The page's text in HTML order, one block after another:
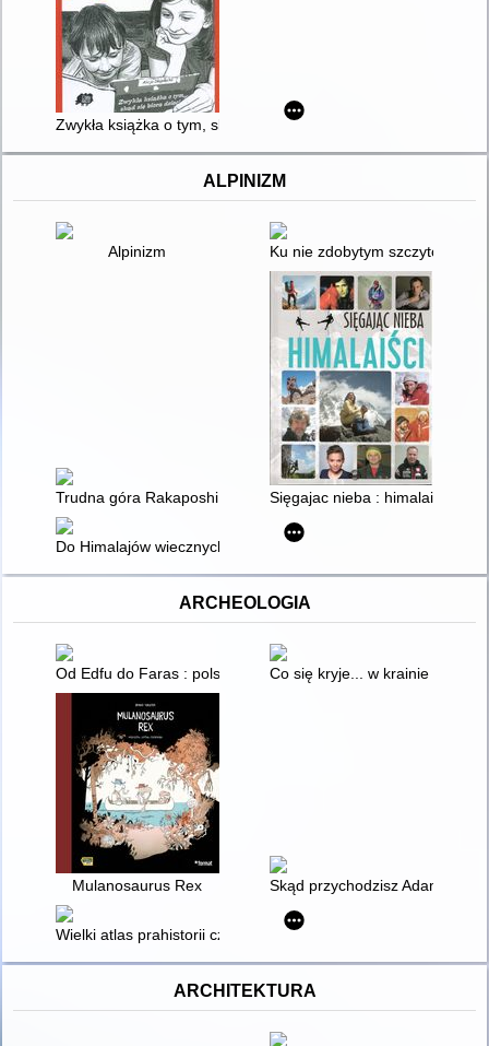
Zwykła książka o tym, skąd się biorą dzieci
ALPINIZM
Alpinizm Ku nie zdobytym szczytom
Trudna góra Rakaposhi Sięgajac nieba : himalaiści
Do Himalajów wiecznych śniegów skarbnicy
ARCHEOLOGIA
Od Edfu do Faras : polskie odkrycia archeologii
Co się kryje... w krainie
Mulanosaurus Rex Skąd przychodzisz Adamie?
Wielki atlas prahistorii człowieka
ARCHITEKTURA